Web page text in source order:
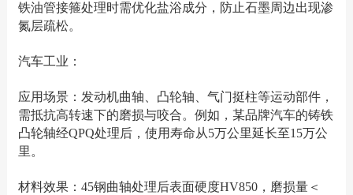
铁油管接箍处理时需优化盐浴成分，防止石墨周边出现渗
氮层疏松。
汽车工业：
应用场景：发动机曲轴、凸轮轴、气门挺柱等运动部件，
需抵抗高转速下的磨损与咬合。例如，某品牌汽车的铸铁
凸轮轴经QPQ处理后，使用寿命从5万公里延长至15万公
里。
材料效果：45钢曲轴处理后表面硬度HV850，磨损量＜